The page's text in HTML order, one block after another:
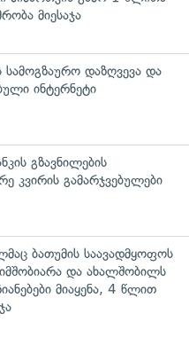
მიესაჯა
სამოგზაურო დაზღვევა და
ინტერნეტი
გზავნილების
კვირის გამარჯვებულები
ბათუმის საავადმყოფოს
და ახალშობილს
მიაყენა, 4 წლით